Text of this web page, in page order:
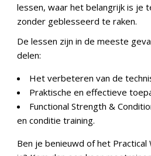
lessen, waar het belangrijk is je
zonder geblesseerd te raken.
De lessen zijn in de meeste
delen:
Het verbeteren van de
Praktische en effectieve
Functional Strength &
en conditie training.
Ben je benieuwd of het Practical